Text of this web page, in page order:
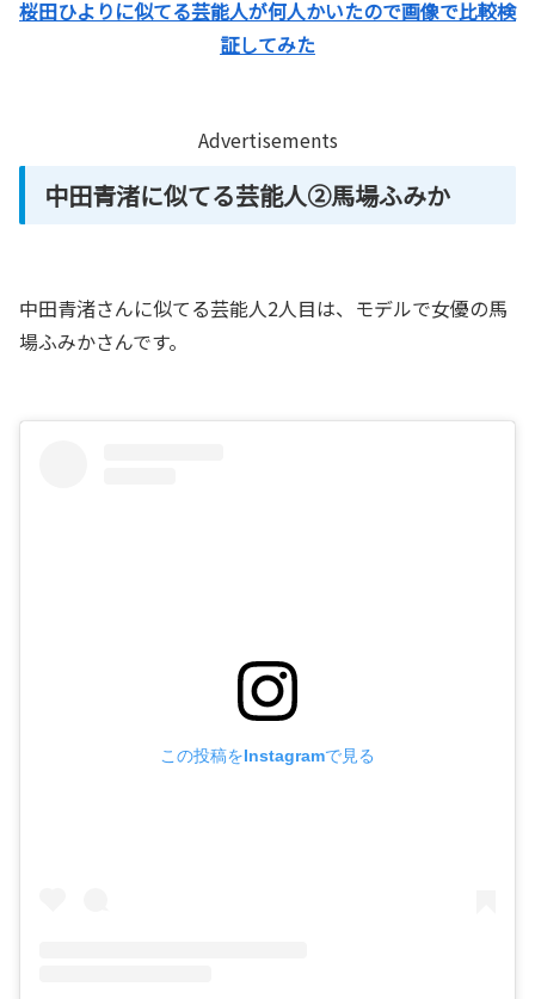
桜田ひよりに似てる芸能人が何人かいたので画像で比較検
証してみた
Advertisements
中田青渚に似てる芸能人②馬場ふみか
中田青渚さんに似てる芸能人2人目は、モデルで女優の馬
場ふみかさんです。
この投稿をInstagramで見る